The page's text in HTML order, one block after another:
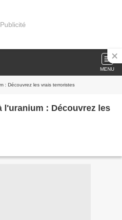
Publicité
MENU
: Découvrez les vrais terroristes
l'uranium : Découvrez les